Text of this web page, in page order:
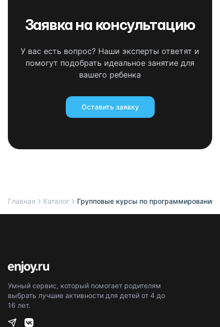
Заявка на консультацию
У вас есть вопрос? Наши эксперты ответят и
помогут подобрать идеальное занятие для
вашего ребенка
Оставить заявку
Главная Каталог Групповые курсы по программированию
Умный сервис, который помогает родителям
выбрать лучшие активности для детей от 4 до
16 лет.